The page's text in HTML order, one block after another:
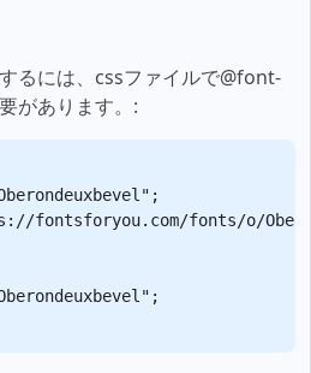
るには、cssファイルで@font-
があります。:
fontsforyou.com/fonts/o/